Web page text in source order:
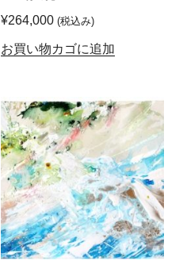
¥264,000 (税込み)
お買い物カゴに追加